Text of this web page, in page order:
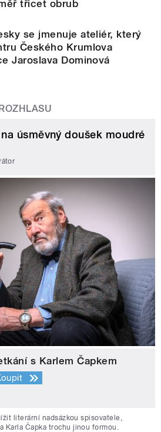
třicet obrub
se jmenuje ateliér, který
Českého Krumlova
Jaroslava Dominová
úsměvný doušek moudré
s Karlem Čapkem
literární nadsázkou spisovatele,
Karla Čapka trochu jinou formou.